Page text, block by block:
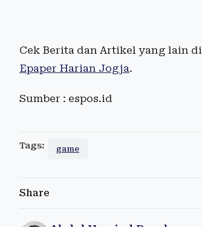
Cek Berita dan Artikel yang lain di
Epaper Harian Jogja.
Sumber : espos.id
Tags: game
Share